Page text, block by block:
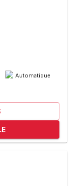
Automatique